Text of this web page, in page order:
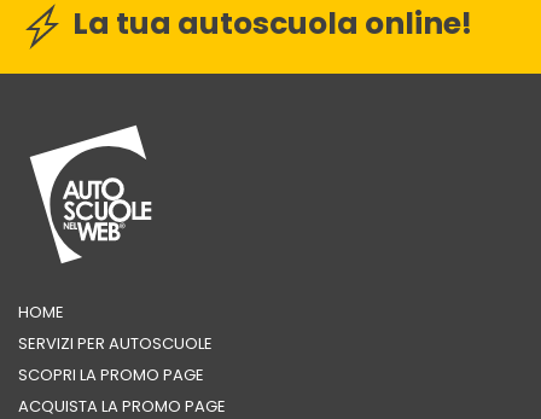
La tua autoscuola online!
HOME
SERVIZI PER AUTOSCUOLE
SCOPRI LA PROMO PAGE
ACQUISTA LA PROMO PAGE